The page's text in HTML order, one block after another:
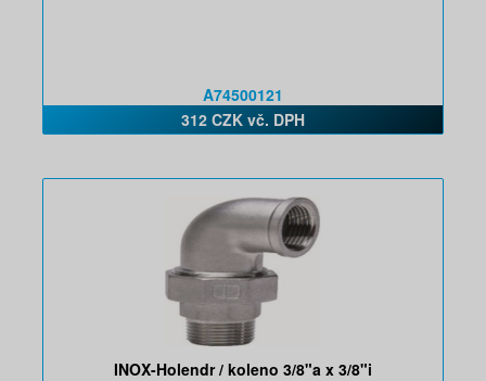
A74500121
312 CZK vč. DPH
INOX-Holendr / koleno 3/8"a x 3/8"i